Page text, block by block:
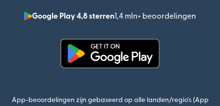
Google Play 4,8 sterren1,4 mln+ beoordelingen
App-beoordelingen zijn gebaseerd op alle landen/regio's (App